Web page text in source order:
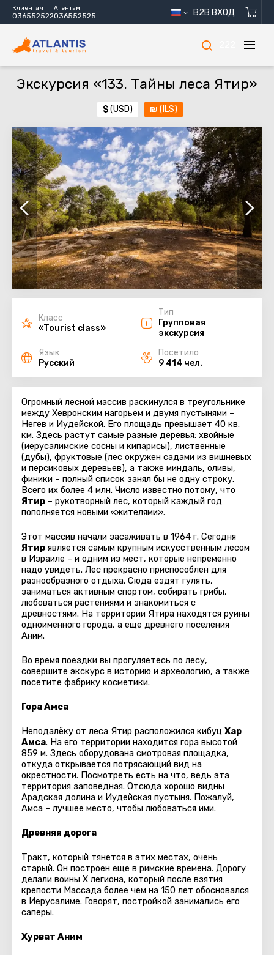
Клиентам
036552522
Агентам
036552525 B2B ВХОД
Экскурсия «133. Тайны леса Ятир»
$(USD) ₪ (ILS)
Класс
«Tourist class»
Тип
Групповая
экскурсия
Язык
Русский
Посетило
9 414 чел.
Огромный лесной массив раскинулся в треугольнике
между Хевронским нагорьем и двумя пустынями –
Негев и Иудейской. Его площадь превышает 40 кв.
км. Здесь растут самые разные деревья: хвойные
(иерусалимские сосны и кипарисы), лиственные
(дубы), фруктовые (лес окружен садами из вишневых
и персиковых деревьев), а также миндаль, оливы,
финики – полный список занял бы не одну строку.
Всего их более 4 млн. Число известно потому, что
Ятир – рукотворный лес, который каждый год
пополняется новыми «жителями».
Этот массив начали засаживать в 1964 г. Сегодня
Ятир является самым крупным искусственным лесом
в Израиле – и одним из мест, которые непременно
надо увидеть. Лес прекрасно приспособлен для
разнообразного отдыха. Сюда ездят гулять,
заниматься активным спортом, собирать грибы,
любоваться растениями и знакомиться с
древностями. На территории Ятира находятся руины
одноименного города, а еще древнего поселения
Аним.
Во время поездки вы прогуляетесь по лесу,
совершите экскурс в историю и археологию, а также
посетите фабрику косметики.
Гора Амса
Неподалёку от леса Ятир расположился кибуц Хар
Амса. На его территории находится гора высотой
859 м. Здесь оборудована смотровая площадка,
откуда открывается потрясающий вид на
окрестности. Посмотреть есть на что, ведь эта
территория заповедная. Отсюда хорошо видны
Арадская долина и Иудейская пустыня. Пожалуй,
Амса – лучшее место, чтобы любоваться ими.
Древняя дорога
Тракт, который тянется в этих местах, очень
старый. Он построен еще в римские времена. Дорогу
делали воины X легиона, который после взятия
крепости Массада более чем на 150 лет обосновался
в Иерусалиме. Говорят, постройкой занимались его
саперы.
Хурват Аним